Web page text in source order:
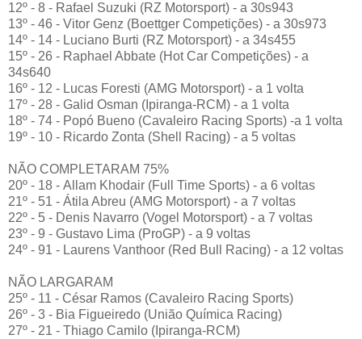
12º - 8 - Rafael Suzuki (RZ Motorsport) - a 30s943
13º - 46 - Vitor Genz (Boettger Competições) - a 30s973
14º - 14 - Luciano Burti (RZ Motorsport) - a 34s455
15º - 26 - Raphael Abbate (Hot Car Competições) - a
34s640
16º - 12 - Lucas Foresti (AMG Motorsport) - a 1 volta
17º - 28 - Galid Osman (Ipiranga-RCM) - a 1 volta
18º - 74 - Popó Bueno (Cavaleiro Racing Sports) -a 1 volta
19º - 10 - Ricardo Zonta (Shell Racing) - a 5 voltas
NÃO COMPLETARAM 75%
20º - 18 - Allam Khodair (Full Time Sports) - a 6 voltas
21º - 51 - Átila Abreu (AMG Motorsport) - a 7 voltas
22º - 5 - Denis Navarro (Vogel Motorsport) - a 7 voltas
23º - 9 - Gustavo Lima (ProGP) - a 9 voltas
24º - 91 - Laurens Vanthoor (Red Bull Racing) - a 12 voltas
NÃO LARGARAM
25º - 11 - César Ramos (Cavaleiro Racing Sports)
26º - 3 - Bia Figueiredo (União Química Racing)
27º - 21 - Thiago Camilo (Ipiranga-RCM)